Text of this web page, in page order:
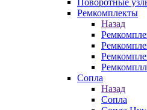
Поворотные
Ремкомплекты
Назад
Сопла
Назад
Сопла